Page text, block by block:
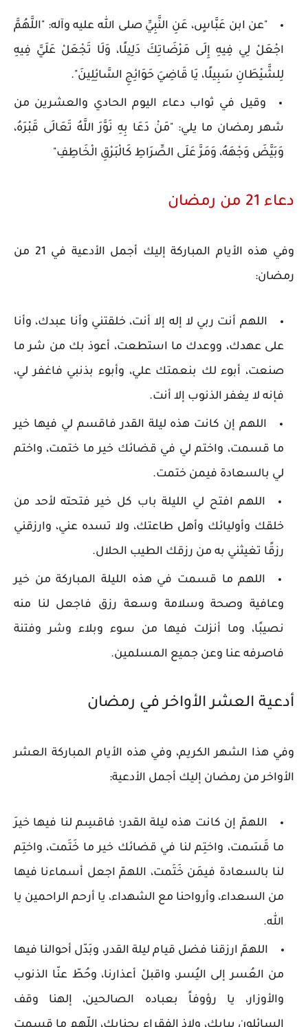
"عن ابن عَبَّاسٍ، عَنِ النَّبِيِّ صلى الله عليه وآله: "اللَّهُمَّ
اجْعَلْ لِي فِيهِ إِلَى مَرْضَاتِكَ دَلِيلًا، وَلَا تَجْعَلْ عَلَيَّ فِيهِ
لِلشَّيْطَانِ سَبِيلًا، يَا قَاضِيَ حَوَائِجِ السَّائِلِينَ".
وقيل في ثواب دعاء اليوم الحادي والعشرين من
شهر رمضان ما يلي: "مَنْ دَعَا بِهِ نَوَّرَ اللَّهُ تَعَالَى قَبْرَهُ،
وَبَيَّضَ وَجْهَهُ، وَمَرَّ عَلَى الصِّرَاطِ كَالْبَرْقِ الْخَاطِفِ"
دعاء 21 من رمضان
وفي هذه الأيام المباركة إليك أجمل الأدعية في 21 من
رمضان:
اللهم أنت ربي لا إله إلا أنت، خلقتني وأنا عبدك، وأنا
على عهدك، ووعدك ما استطعت، أعوذ بك من شر ما
صنعت، أبوء لك بنعمتك علي، وأبوء بذنبي فاغفر لي،
فإنه لا يغفر الذنوب إلا أنت.
اللهم إن كانت هذه ليلة القدر فاقسم لي فيها خير
ما قسمت، واختم لي في قضائك خير ما ختمت، واختم
لي بالسعادة فيمن ختمت.
اللهم افتح لي الليلة باب كل خير فتحته لأحد من
خلقك وأوليائك وأهل طاعتك، ولا تسده عني، وارزقني
رزقًا تغيثني به من رزقك الطيب الحلال.
اللهم ما قسمت في هذه الليلة المباركة من خير
وعافية وصحة وسلامة وسعة رزق فاجعل لنا منه
نصيبًا، وما أنزلت فيها من سوء وبلاء وشر وفتنة
فاصرفه عنا وعن جميع المسلمين.
أدعية العشر الأواخر في رمضان
وفي هذا الشهر الكريم، وفي هذه الأيام المباركة العشر
الأواخر من رمضان إليك أجمل الأدعية:
اللهمّ إن كانت هذه ليلة القدر؛ فاقسِم لنا فيها خيرَ
ما قَسَمت، واختِم لنا في قضائك خير ما خَتَمت، واختِم
لنا بالسعادة فيمَن خَتَمت، اللهمّ اجعل أسماءنا فيها
من السعداء، وأرواحنا مع الشهداء، يا أرحم الراحمين يا
الله.
اللهمّ ارزقنا فضل قيام ليلة القدر، وبَدّل أحوالنا فيها
من العُسر إلى اليُسر، واقبلْ أعذارنا، وحُطّ عنّا الذنوب
والأوزار، يا رؤوفاً بعباده الصالحين، إلهنا وقف